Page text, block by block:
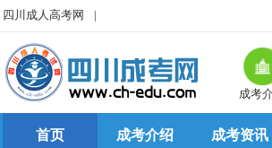
四川成人高考网 |
成考
首页 成考介绍 成考资讯